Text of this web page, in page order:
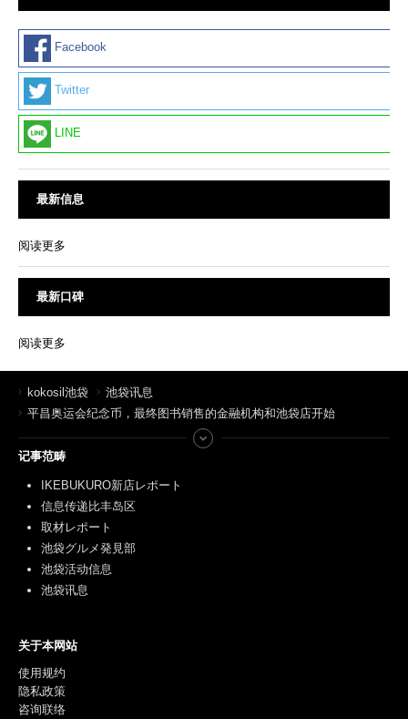
Facebook
Twitter
LINE
最新信息
阅读更多
最新口碑
阅读更多
kokosil池袋
池袋讯息
平昌奥运会纪念币，最终图书销售的金融机构和池袋店开始
记事范畴
IKEBUKURO新店レポート
信息传递比丰岛区
取材レポート
池袋グルメ発見部
池袋活动信息
池袋讯息
关于本网站
使用规约
隐私政策
咨询联络